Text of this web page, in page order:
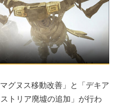
グヌス移動改善」と「デキア
トリア廃墟の追加」が行わ